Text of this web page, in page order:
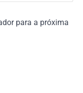
para a próxima